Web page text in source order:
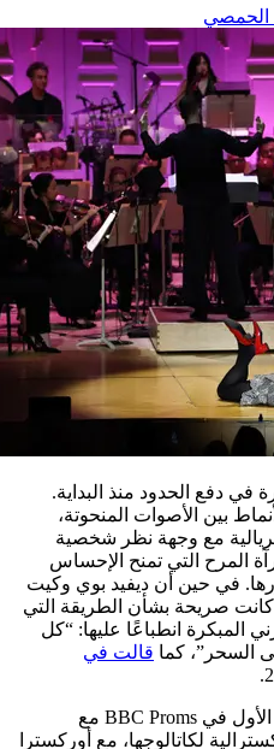
الحمصي
في دفع الحدود منذ البداية.
بين الأصوات المنحوتة،
مع وجهة نظر شخصية
المرح التي تمنح الإحساس
في حين أن ديفيد بوي وكيت
كانت صريحة بشأن الطريقة التي
المبكرة انطباعًا عليها: “كل
السحر”، كما قالت في
في العام الماضي، قدمت عرضها الأول في BBC Proms مع
لكاتالوجها، مع أوركسترا